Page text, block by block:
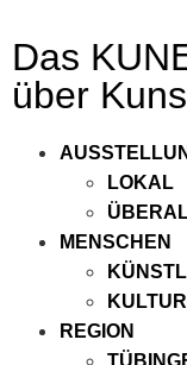
Das
über
LOKAL
MENSCHEN
REGION